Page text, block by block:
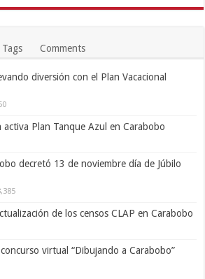
Tags Comments
diversión con el Plan Vacacional
activa Plan Tanque Azul en Carabobo
decretó 13 de noviembre día de Júbilo
de los censos CLAP en Carabobo
virtual “Dibujando a Carabobo”